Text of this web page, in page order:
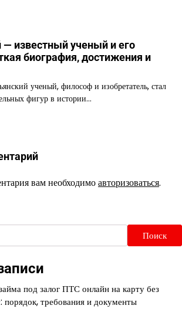
— известный ученый и его
биография, достижения и
ученый, философ и изобретатель, стал
фигур в истории…
вам необходимоавторизоваться.
Поиск
под залог ПТС онлайн на карту без
порядок, требования и документы